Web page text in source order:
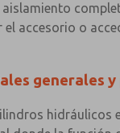
aislamiento
el accesorio o
generales y
hidráulicos